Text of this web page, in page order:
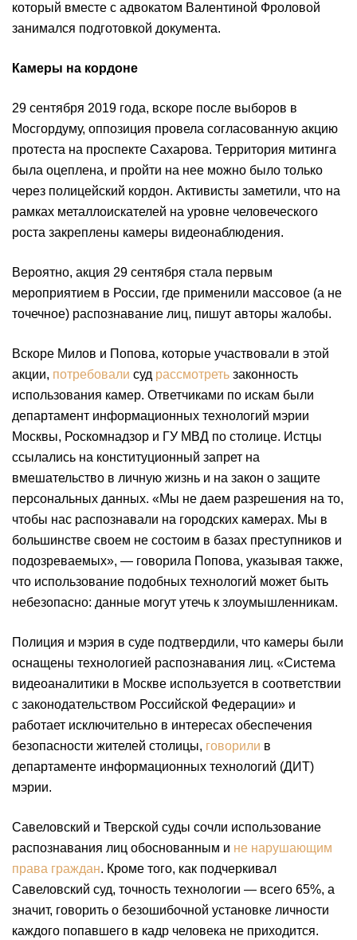
который вместе с адвокатом Валентиной Фроловой
занимался подготовкой документа.
Камеры на кордоне
29 сентября 2019 года, вскоре после выборов в
Мосгордуму, оппозиция провела согласованную акцию
протеста на проспекте Сахарова. Территория митинга
была оцеплена, и пройти на нее можно было только
через полицейский кордон. Активисты заметили, что на
рамках металлоискателей на уровне человеческого
роста закреплены камеры видеонаблюдения.
Вероятно, акция 29 сентября стала первым
мероприятием в России, где применили массовое (а не
точечное) распознавание лиц, пишут авторы жалобы.
Вскоре Милов и Попова, которые участвовали в этой
акции, потребовали cуд рассмотреть законность
использования камер. Ответчиками по искам были
департамент информационных технологий мэрии
Москвы, Роскомнадзор и ГУ МВД по столице. Истцы
ссылались на конституционный запрет на
вмешательство в личную жизнь и на закон о защите
персональных данных. «Мы не даем разрешения на то,
чтобы нас распознавали на городских камерах. Мы в
большинстве своем не состоим в базах преступников и
подозреваемых», — говорила Попова, указывая также,
что использование подобных технологий может быть
небезопасно: данные могут утечь к злоумышленникам.
Полиция и мэрия в суде подтвердили, что камеры были
оснащены технологией распознавания лиц. «Система
видеоаналитики в Москве используется в соответствии
с законодательством Российской Федерации» и
работает исключительно в интересах обеспечения
безопасности жителей столицы, говорили в
департаменте информационных технологий (ДИТ)
мэрии.
Савеловский и Тверской суды сочли использование
распознавания лиц обоснованным и не нарушающим
права граждан. Кроме того, как подчеркивал
Савеловский суд, точность технологии — всего 65%, а
значит, говорить о безошибочной установке личности
каждого попавшего в кадр человека не приходится.